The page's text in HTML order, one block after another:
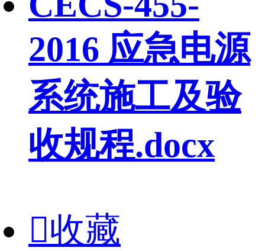
2016 应急电源
系统施工及验
收规程.docx
收藏